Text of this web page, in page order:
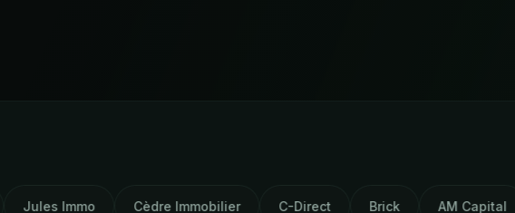
Cèdre Immobilier C-Direct Brick AM Capital Certisteril